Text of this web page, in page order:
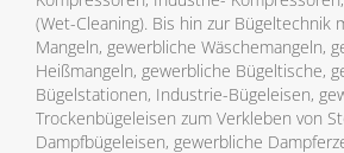
(Wet-Cleaning). Bis hin zur Bügeltechnik
Mangeln, gewerbliche Wäschemangeln,
Heißmangeln, gewerbliche Bügeltische,
Bügelstationen, Industrie-Bügeleisen,
Trockenbügeleisen zum Verkleben von
Dampfbügeleisen, gewerbliche